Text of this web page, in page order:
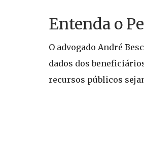
Entenda o
O advogado André
dados dos
recursos públicos